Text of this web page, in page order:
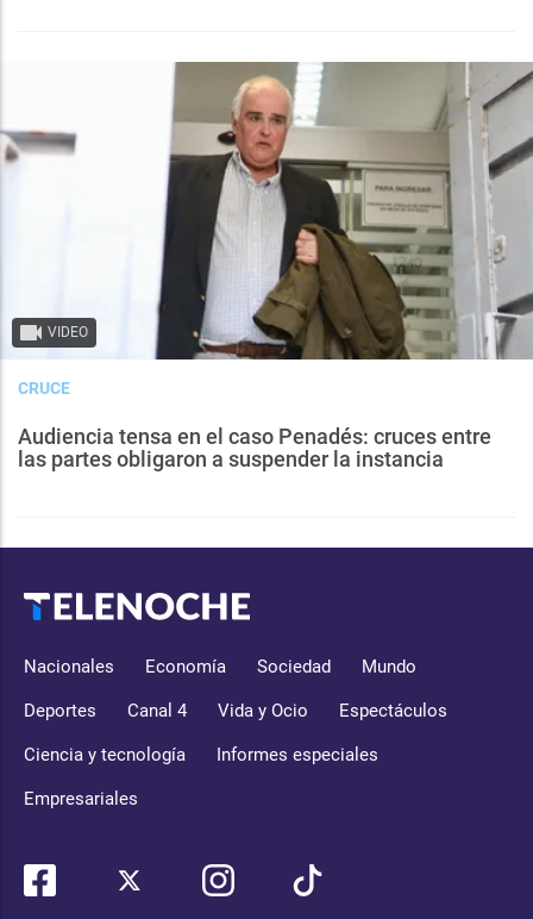
VIDEO
CRUCE
Audiencia tensa en el caso Penadés: cruces entre
las partes obligaron a suspender la instancia
Nacionales Economía Sociedad Mundo
Deportes Canal 4 Vida y Ocio Espectáculos
Ciencia y tecnología Informes especiales
Empresariales